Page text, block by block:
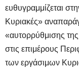
ευθυγραμμίζεται
Κυριακές»
«αυτορρύθμισης
στις επιμέρους
των εργάσιμων